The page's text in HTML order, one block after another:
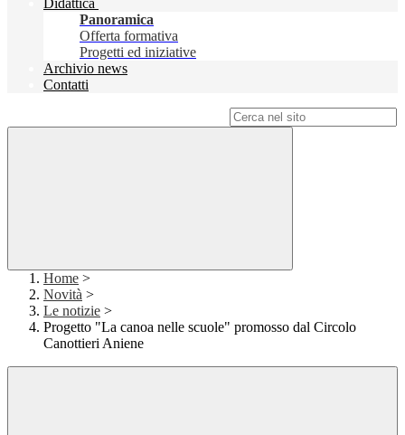
Didattica
Panoramica
Offerta formativa
Progetti ed iniziative
Archivio news
Contatti
Home >
Novità >
Le notizie >
Progetto "La canoa nelle scuole" promosso dal Circolo
Canottieri Aniene